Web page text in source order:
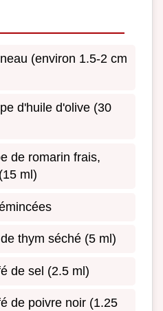
(environ 1.5-2 cm
d'huile d'olive (30
de romarin frais,
ml)
thym séché (5 ml)
de sel (2.5 ml)
de poivre noir (1.25